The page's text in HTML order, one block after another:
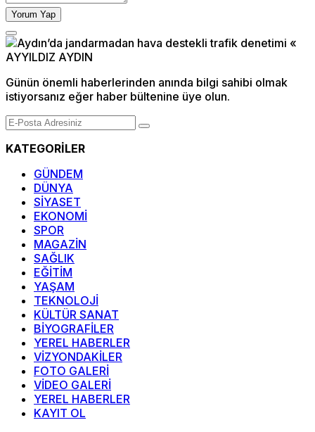
Yorum Yap
Günün önemli haberlerinden anında bilgi sahibi olmak
istiyorsanız eğer haber bültenine üye olun.
KATEGORİLER
GÜNDEM
DÜNYA
SİYASET
EKONOMİ
SPOR
MAGAZİN
SAĞLIK
EĞİTİM
YAŞAM
TEKNOLOJİ
KÜLTÜR SANAT
BİYOGRAFİLER
YEREL HABERLER
VİZYONDAKİLER
FOTO GALERİ
VİDEO GALERİ
YEREL HABERLER
KAYIT OL